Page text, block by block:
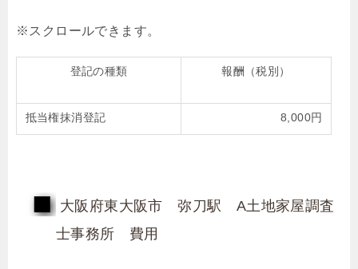
登記の種類 報酬（税別）
抵当権抹消登記 8,000円
大阪府東大阪市 弥刀駅 A土地家屋調査
士事務所 費用